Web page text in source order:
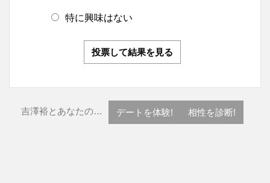
特に興味はない
投票して結果を見る
吉澤裕とあなたの… デートを体験! 相性を診断!